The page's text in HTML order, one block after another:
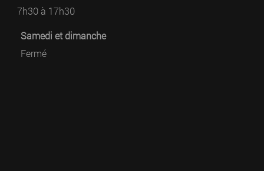
7h30 à 17h30
Samedi et dimanche
Fermé